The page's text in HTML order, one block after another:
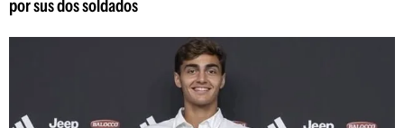
por sus dos soldados